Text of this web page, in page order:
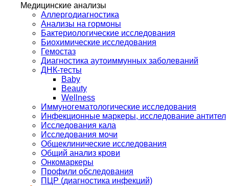
Медицинские анализы
Аллергодиагностика
Анализы на гормоны
Бактериологические исследования
Биохимические исследования
Гемостаз
Диагностика аутоиммунных заболеваний
ДНК-тесты
Baby
Beauty
Wellness
Иммуногематологические исследования
Инфекционные маркеры, исследование антител
Исследования кала
Исследования мочи
Общеклинические исследования
Общий анализ крови
Онкомаркеры
Профили обследования
ПЦР (диагностика инфекций)